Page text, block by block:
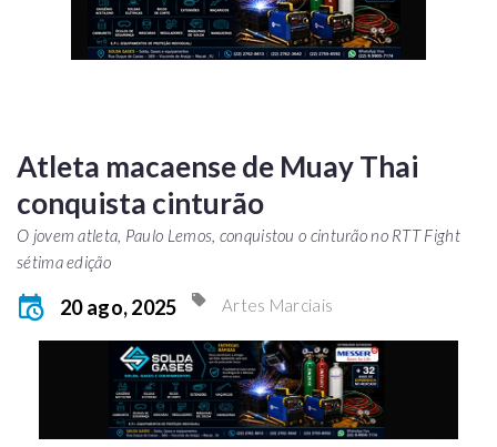
Atleta macaense de Muay Thai
conquista cinturão
O jovem atleta, Paulo Lemos, conquistou o cinturão no RTT Fight
sétima edição
20 ago, 2025 Artes Marciais